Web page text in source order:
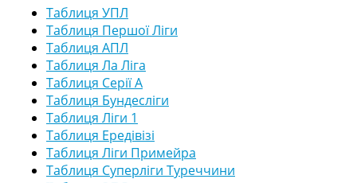
Таблиця УПЛ
Таблиця Першої Ліги
Таблиця АПЛ
Таблиця Ла Ліга
Таблиця Серії А
Таблиця Бундесліги
Таблиця Ліги 1
Таблиця Ередівізі
Таблиця Ліги Примейра
Таблиця Суперліги Туреччини